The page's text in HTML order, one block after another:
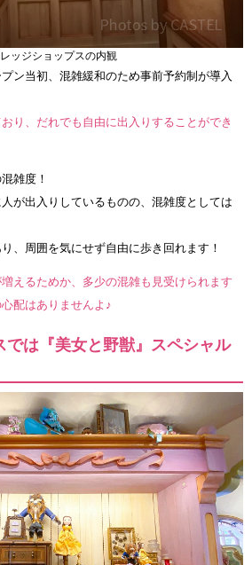
ッジショップスの内観
ン当初、混雑緩和のため事前予約制が導入
り、だれでも自由に出入りすることができ
雑度！
が出入りしているものの、混雑度としては
、周囲を気にせず自由に歩き回れます！
えるためか、多少の混雑も見受けられます
配はありませんよ♪
では『美女と野獣』スペシャル